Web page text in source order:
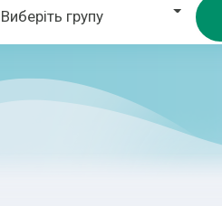
Виберіть групу